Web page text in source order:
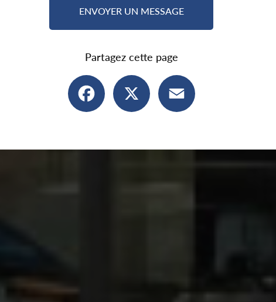
ENVOYER UN MESSAGE
Partagez cette page
Facebook